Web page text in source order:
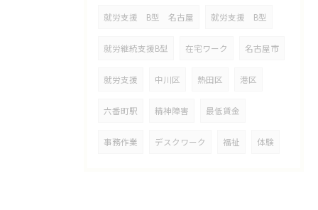
就労支援 B型 名古屋 就労支援 B型
就労継続支援B型 在宅ワーク 名古屋市
就労支援 中川区 熱田区 港区
六番町駅 精神障害 最低賃金
事務作業 デスクワーク 福祉 体験